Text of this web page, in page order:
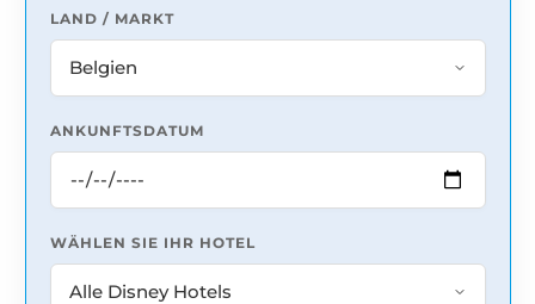
LAND / MARKT
ANKUNFTSDATUM
WÄHLEN SIE IHR HOTEL